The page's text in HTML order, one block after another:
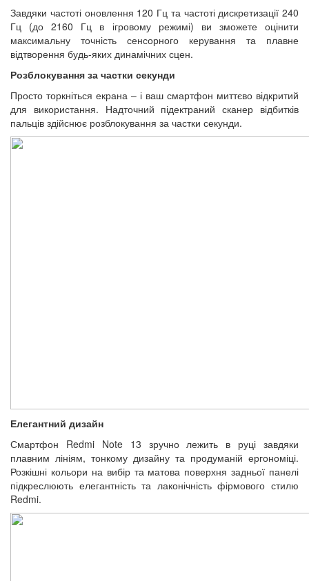
Завдяки частоті оновлення 120 Гц та частоті дискретизації 240
Гц (до 2160 Гц в ігровому режимі) ви зможете оцінити
максимальну точність сенсорного керування та плавне
відтворення будь-яких динамічних сцен.
Розблокування за частки секунди
Просто торкніться екрана – і ваш смартфон миттєво відкритий
для використання. Надточний підектраний сканер відбитків
пальців здійснює розблокування за частки секунди.
Елегантний дизайн
Смартфон Redmi Note 13 зручно лежить в руці завдяки
плавним лініям, тонкому дизайну та продуманій ергономіці.
Розкішні кольори на вибір та матова поверхня задньої панелі
підкреслюють елегантність та лаконічність фірмового стилю
Redmi.